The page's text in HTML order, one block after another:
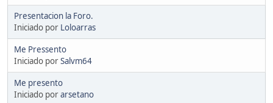
Presentacion la Foro.
Iniciado por Loloarras
Me Pressento
Iniciado porSalvm64
Me presento
Iniciado porarsetano